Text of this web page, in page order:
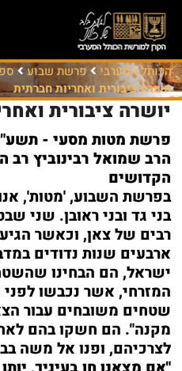
הכותל המערבי פרשת שבוע
יושרה ציבורית ואחריות חברתית
יושרה ציבורית
פרשת מטות מסעי -
הרב שמואל רבינוביץ רב
הקדושים
בפרשת השבוע, 'מטות',
בני גד ובני ראובן. שני
רבים של צאן, וכאשר
ארבעים שנות נדודים
ישראל, הם הבחינו
המזרחי, אשר נכבשו
שטחים משובחים עבור
מקנה". הם חשקו בהם
לצרכיהם, ופנו אל משה